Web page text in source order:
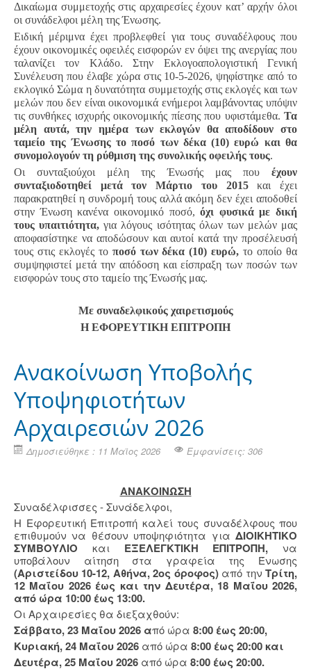
Δικαίωμα συμμετοχής στις αρχαιρεσίες έχουν κατ’ αρχήν όλοι
οι συνάδελφοι μέλη της Ένωσης.
Ειδική μέριμνα έχει προβλεφθεί για τους συναδέλφους που
έχουν οικονομικές οφειλές εισφορών εν όψει της ανεργίας που
ταλανίζει τον Kλάδο. Στην Εκλογοαπολογιστική Γενική
Συνέλευση που έλαβε χώρα στις 10-5-2026, ψηφίστηκε από το
εκλογικό Σώμα η δυνατότητα συμμετοχής στις εκλογές και των
μελών που δεν είναι οικονομικά ενήμεροι λαμβάνοντας υπόψιν
τις συνθήκες ισχυρής οικονομικής πίεσης που υφιστάμεθα. Τα
μέλη αυτά, την ημέρα των εκλογών θα αποδίδουν στο
ταμείο της Ένωσης το ποσό των δέκα (10) ευρώ και θα
συνομολογούν τη ρύθμιση της συνολικής οφειλής τους.
Οι συνταξιούχοι μέλη της Ένωσής μας που έχουν
συνταξιοδοτηθεί μετά τον Μάρτιο του 2015και έχει
παρακρατηθεί η συνδρομή τους αλλά ακόμη δεν έχει αποδοθεί
στην Ένωση κανένα οικονομικό ποσό,όχι φυσικά με δική
τους υπαιτιότητα, για λόγους ισότητας όλων των μελών μας
αποφασίστηκε να αποδώσουν και αυτοί κατά την προσέλευσή
τους στις εκλογές το ποσό των δέκα (10) ευρώ, το οποίο θα
συμψηφιστεί μετά την απόδοση και είσπραξη των ποσών των
εισφορών τους στο ταμείο της Ένωσής μας.
Με συναδελφικούς χαιρετισμούς
Η ΕΦΟΡΕΥΤΙΚΗ ΕΠΙΤΡΟΠΗ
Aνακοίνωση Υποβολής
Υποψηφιοτήτων
Αρχαιρεσιών 2026
Δημοσιεύθηκε : 11 Μαϊος 2026 Εμφανίσεις: 306
ΑΝΑΚΟΙΝΩΣΗ
Συναδέλφισσες - Συνάδελφοι,
Η Εφορευτική Επιτροπή καλεί τους συναδέλφους που
επιθυμούν να θέσουν υποψηφιότητα για ΔΙΟΙΚΗΤΙΚΟ
ΣΥΜΒΟΥΛΙΟ και ΕΞΕΛΕΓΚΤΙΚΗ ΕΠΙΤΡΟΠΗ, να
υποβάλουν αίτηση στα γραφεία της Ένωσης
(Αριστείδου 10-12, Αθήνα, 2ος όροφος)από τηνΤρίτη,
12 Μαΐου 2026 έως και την Δευτέρα, 18 Μαΐου 2026,
από ώρα 10:00 έως 13:00.
Οι Αρχαιρεσίες θα διεξαχθούν:
Σάββατο, 23 Μαΐου 2026 από ώρα 8:00 έως 20:00,
Κυριακή, 24 Μαΐου 2026 από ώρα 8:00 έως 20:00 και
Δευτέρα, 25 Μαΐου 2026 από ώρα 8:00 έως 20:00.